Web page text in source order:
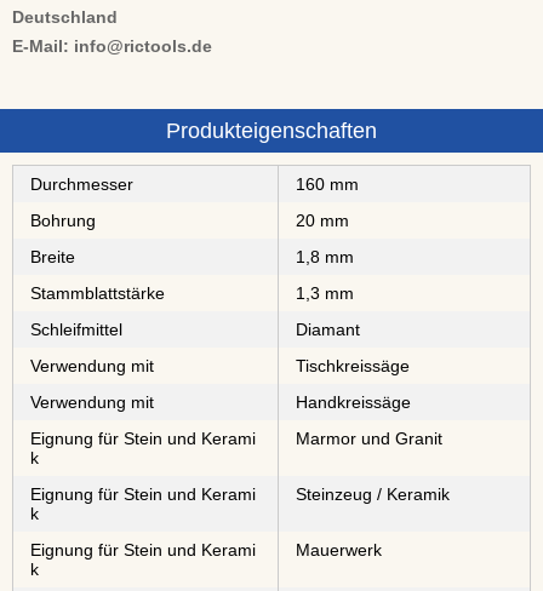
Deutschland
E-Mail: info@rictools.de
Produkteigenschaften
Durchmesser
160 mm
Bohrung
20 mm
Breite
1,8 mm
Stammblattstärke
1,3 mm
Schleifmittel
⁠⁠⁠⁠⁠⁠⁠⁠⁠⁠Diamant
Verwendung mit
Tischkreissäge
Verwendung mit
Handkreissäge
Eignung für Stein und Kerami
k
Marmor und Granit
Eignung für Stein und Kerami
k
Steinzeug / Keramik
Eignung für Stein und Kerami
k
Mauerwerk